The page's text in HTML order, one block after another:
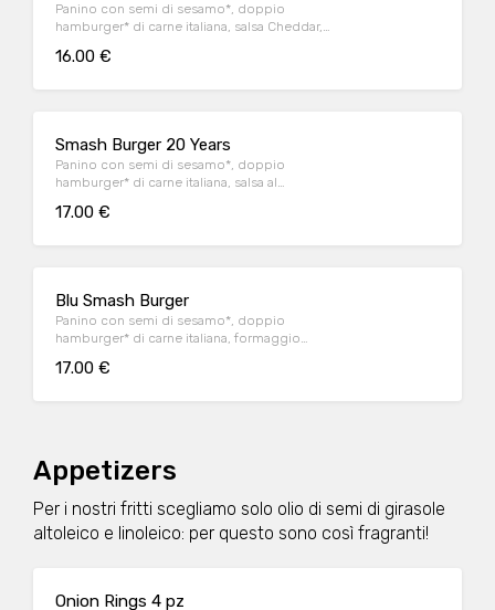
Panino con semi di sesamo*, doppio
hamburger* di carne italiana, salsa Cheddar,
iceberg e cetriolini, accompagnato da
16.00 €
Smash Burger 20 Years
Panino con semi di sesamo*, doppio
hamburger* di carne italiana, salsa al
insalata iceberg, salsa maionese senapata
17.00 €
Blu Smash Burger
Panino con semi di sesamo*, doppio
hamburger* di carne italiana, formaggio
insalata iceberg, servito con patate* Fries e
17.00 €
Appetizers
Per i nostri fritti scegliamo solo olio di semi di girasole
altoleico e linoleico: per questo sono così fragranti!
Onion Rings 4 pz